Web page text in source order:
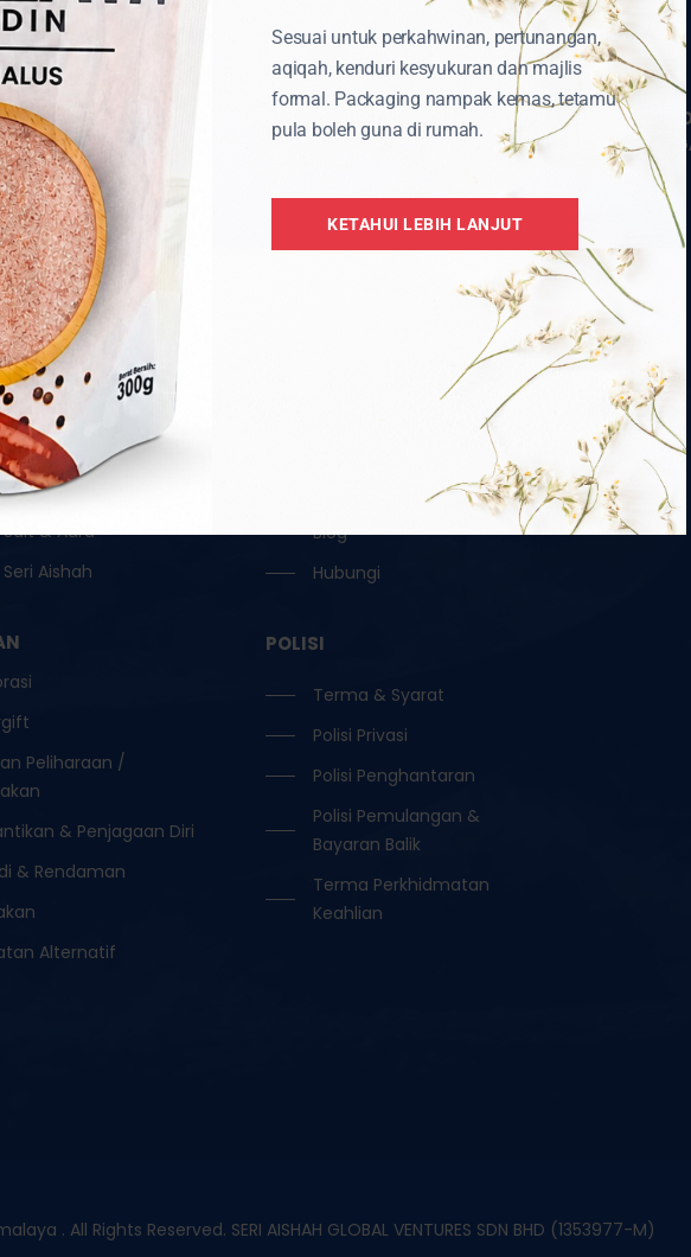
PRODUK
Hitam / Kristal
Ketul / Jilatan
Runcit
Terapi
Garam
Oil / Door Gift
Ruqyah
Salt & Aura
Seri Aishah
Peliharaan /
& Penjagaan Diri
& Rendaman
Alternatif
CAPAIAN PANTAS
Katalog
Blog
Hubungi
POLISI
Terma & Syarat
Polisi Privasi
Polisi Penghantaran
Polisi Pemulangan &
Bayaran Balik
Terma Perkhidmatan
Keahlian
LIKE &
PEMBEKAL
HIMALAYA
. All Rights Reserved. SERI AISHAH GLOBAL VENTURES SDN BHD (1353977-M)
Sesuai untuk perkahwinan, pertunangan,
aqiqah, kenduri kesyukuran dan majlis
formal. Packaging nampak kemas, tetamu
pula boleh guna di rumah.
KETAHUI LEBIH LANJUT